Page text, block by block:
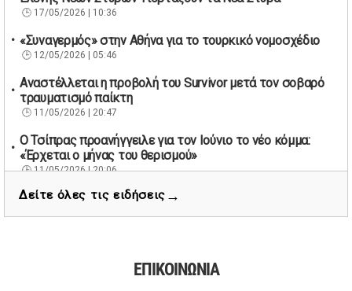
17/05/2026 | 10:36
«Συναγερμός» στην Αθήνα για το τουρκικό νομοσχέδιο
12/05/2026 | 05:46
Αναστέλλεται η προβολή του Survivor μετά τον σοβαρό
τραυματισμό παίκτη
11/05/2026 | 20:47
Ο Τσίπρας προανήγγειλε για τον Ιούνιο το νέο κόμμα:
«Έρχεται ο μήνας του θερισμού»
11/05/2026 | 20:06
67 βουλευτές των Εργατικών ζητούν την παραίτηση του
Βρετανού πρωθυπουργού Κιρ Στάρμερ
Δείτε όλες τις ειδήσεις →
ΕΠΙΚΟΙΝΩΝΙΑ